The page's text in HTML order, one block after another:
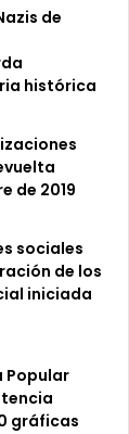
de
histórica
de 2019
sociales
de los
iniciada
Popular
gráficas